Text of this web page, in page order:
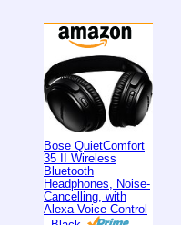
Bose QuietComfort
35 II Wireless
Bluetooth
Headphones, Noise-
Cancelling, with
Alexa Voice Control